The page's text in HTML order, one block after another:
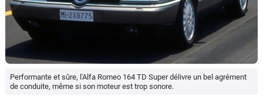
Performante et sûre, l'Alfa Romeo 164 TD Super délivre un bel agrément
de conduite, même si son moteur est trop sonore.